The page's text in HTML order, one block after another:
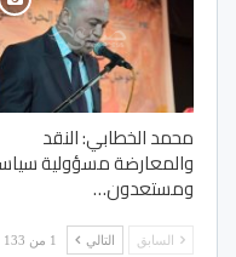
محمد الخطابي: النقد
والمعارضة مسؤولية
ومستعدون…
السابق التالي 1 من 133